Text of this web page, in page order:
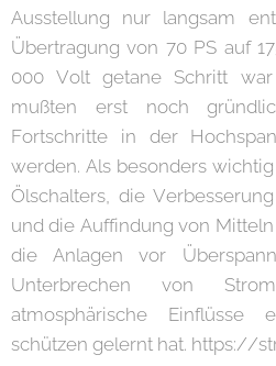
Ausstellung nur langsam
Übertragung von 70 PS auf
000 Volt getane Schritt
mußten erst noch
Fortschritte in der
werden. Als besonders
Ölschalters, die
und die Auffindung von
die Anlagen vor
Unterbrechen von
atmosphärische Einflüsse
schützen gelernt hat. https://